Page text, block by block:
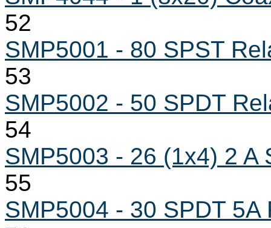
52
SMP5001 - 80 SPST
53
SMP5002 - 50 SPDT
54
SMP5003 - 26 (1x4) 2 A
55
SMP5004 - 30 SPDT 5A